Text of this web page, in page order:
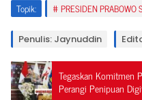
Topik:
PRESIDEN PRABOWO
Penulis: Jaynuddin
Tegaskan Komitmen
Perangi Penipuan